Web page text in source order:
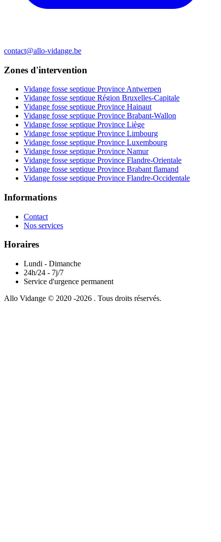
contact@allo-vidange.be
Zones d'intervention
Vidange fosse septique Province Antwerpen
Vidange fosse septique Région Bruxelles-Capitale
Vidange fosse septique Province Hainaut
Vidange fosse septique Province Brabant-Wallon
Vidange fosse septique Province Liège
Vidange fosse septique Province Limbourg
Vidange fosse septique Province Luxembourg
Vidange fosse septique Province Namur
Vidange fosse septique Province Flandre-Orientale
Vidange fosse septique Province Brabant flamand
Vidange fosse septique Province Flandre-Occidentale
Informations
Contact
Nos services
Horaires
Lundi - Dimanche
24h/24 - 7j/7
Service d'urgence permanent
Allo Vidange © 2020 -2026 . Tous droits réservés.